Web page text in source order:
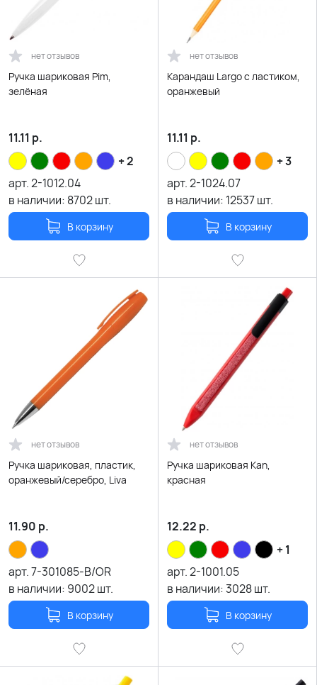
нет отзывов
Ручка шариковая Pim,
зелёная
11.11 р.
+ 2
арт.2-1012.04
в наличии: 8702шт.
В корзину
нет отзывов
Карандаш Largo с ластиком,
оранжевый
11.11 р.
+ 3
арт.2-1024.07
в наличии: 12537шт.
В корзину
нет отзывов
Ручка шариковая, пластик,
оранжевый/серебро, Liva
11.90 р.
арт.7-301085-B/OR
в наличии: 9002шт.
В корзину
нет отзывов
Ручка шариковая Kan,
красная
12.22 р.
+ 1
арт.2-1001.05
в наличии:3028шт.
В корзину